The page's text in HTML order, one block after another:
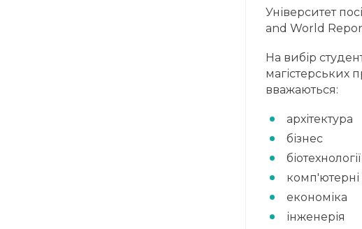
Університет
and World
На вибір
вважаються:
архітектура
бізнес
біотехнології
комп'ютерні
економіка
інженерія